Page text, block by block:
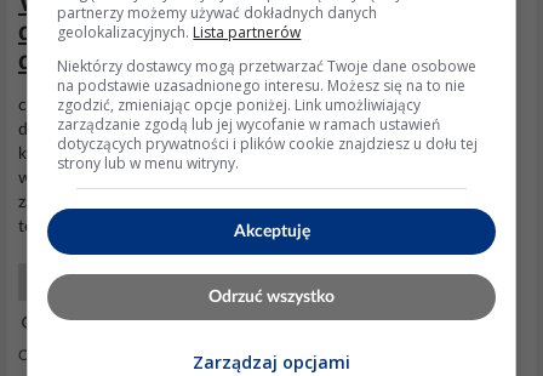
do10a na inny model z łagodniejszym
dzwonkiem
chcę wymienić domofon z tytułu na inny z łagodniejszym
dzwonkiem bo obecny skrzeczy jak wściekła małpa. Czy muszę
kupić też Urmet czy mogę wybrać dowolny jaki będzie mi pasował
w Obi :0) Jeżeli to jest faktycznie
zamiana na jakikolwiek inny nie zmieni rodzaju dzwonka. Można za
to kupić unifon z regulatorem głośności dzwonka...
Domofony i kontrola dostępu
22 Kwi 2022 12:57
Odpowiedzi: 6 Wyświetleń: 606
partnerzy możemy używać dokładnych danych
geolokalizacyjnych. Lista partnerów
Niektórzy dostawcy mogą przetwarzać Twoje dane osobowe
na podstawie uzasadnionego interesu. Możesz się na to nie
zgodzić, zmieniając opcje poniżej. Link umożliwiający
zarządzanie zgodą lub jej wycofanie w ramach ustawień
dotyczących prywatności i plików cookie znajdziesz u dołu tej
strony lub w menu witryny.
Akceptuję
Odrzuć wszystko
Zarządzaj opcjami